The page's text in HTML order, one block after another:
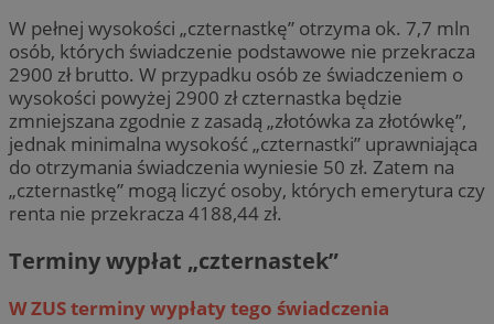
W pełnej wysokości „czternastkę” otrzyma ok. 7,7 mln
osób, których świadczenie podstawowe nie przekracza
2900 zł brutto. W przypadku osób ze świadczeniem o
wysokości powyżej 2900 zł czternastka będzie
zmniejszana zgodnie z zasadą „złotówka za złotówkę”,
jednak minimalna wysokość „czternastki” uprawniająca
do otrzymania świadczenia wyniesie 50 zł. Zatem na
„czternastkę” mogą liczyć osoby, których emerytura czy
renta nie przekracza 4188,44 zł.
Terminy wypłat „czternastek”
W ZUS terminy wypłaty tego świadczenia